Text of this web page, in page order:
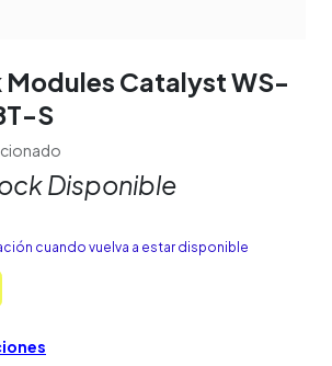
Modules Catalyst WS-
S
Disponible
cuando vuelva a estar disponible